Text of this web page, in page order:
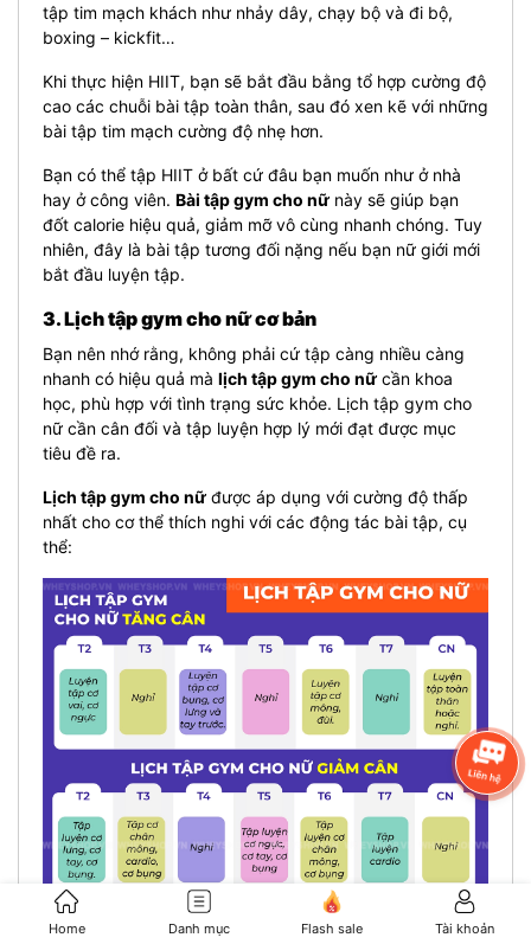
tập tim mạch khách như nhảy dây, chạy bộ và đi bộ,
boxing – kickfit…
Khi thực hiện HIIT, bạn sẽ bắt đầu bằng tổ hợp cường độ
cao các chuỗi bài tập toàn thân, sau đó xen kẽ với những
bài tập tim mạch cường độ nhẹ hơn.
Bạn có thể tập HIIT ở bất cứ đâu bạn muốn như ở nhà
hay ở công viên. Bài tập gym cho nữ này sẽ giúp bạn
đốt calorie hiệu quả, giảm mỡ vô cùng nhanh chóng. Tuy
nhiên, đây là bài tập tương đối nặng nếu bạn nữ giới mới
bắt đầu luyện tập.
3. Lịch tập gym cho nữ cơ bản
Bạn nên nhớ rằng, không phải cứ tập càng nhiều càng
nhanh có hiệu quả mà lịch tập gym cho nữ cần khoa
học, phù hợp với tình trạng sức khỏe. Lịch tập gym cho
nữ cần cân đối và tập luyện hợp lý mới đạt được mục
tiêu đề ra.
Lịch tập gym cho nữ được áp dụng với cường độ thấp
nhất cho cơ thể thích nghi với các động tác bài tập, cụ
thể:
Home Danh mục Flash sale Tài khoản